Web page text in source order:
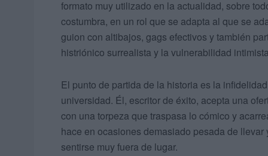
formato muy utilizado en la actualidad, sobre
costumbra, en un rol que se adapta al que se
guion con altibajos, gags efectivos y también
histriónico surrealista y la vulnerabilidad
El punto de partida de la historia es la
universidad. Él, escritor de éxito, acepta una
con una torpeza que traspasa lo cómico y
hace en ocasiones demasiado pesada de
sentirse muy fuera de lugar.